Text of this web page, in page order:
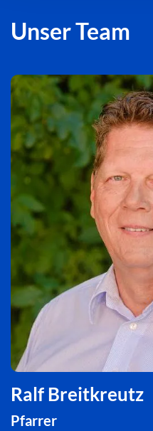
Unser Team
Ralf Breitkreutz
Pfarrer